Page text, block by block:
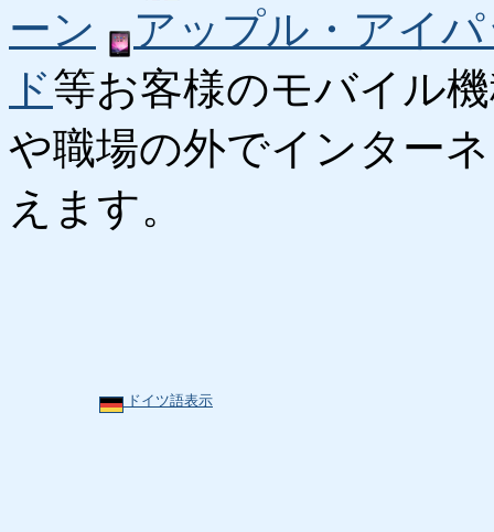
ーン
アップル・アイ
ド等お客様のモバイル
や職場の外でインター
えます。
ドイツ語表示